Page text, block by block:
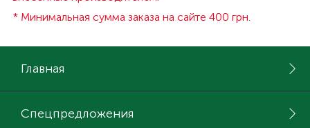
* Минимальная сумма заказа на сайте 400 грн.
Главная
Спецпредложения